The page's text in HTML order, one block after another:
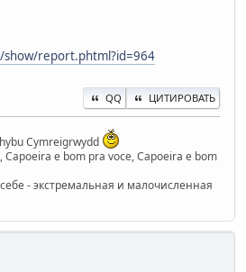
report.phtml?id=964
QQ ЦИТИРОВАТЬ
Cymreigrwydd
e bom pra voce, Capoeira e bom
- экстремальная и малочисленная